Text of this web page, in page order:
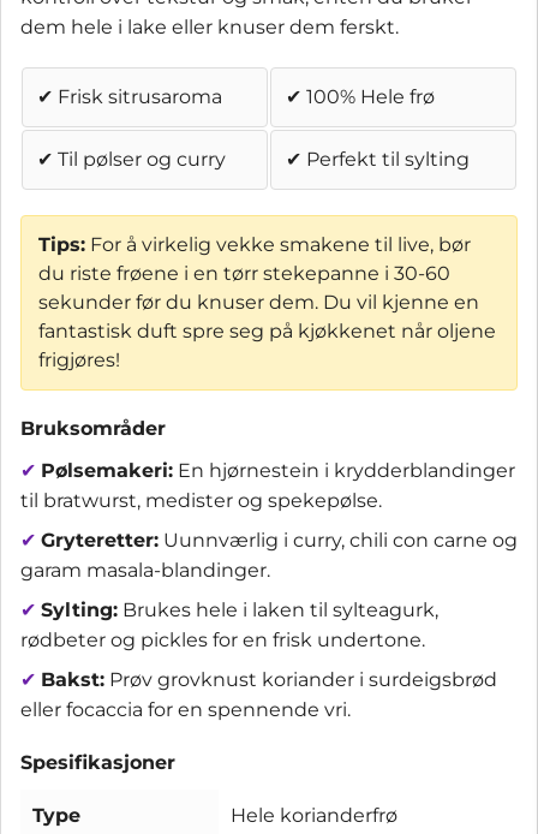
dem hele i lake eller knuser dem ferskt.
✔ Frisk sitrusaroma ✔ 100% Hele frø
✔ Til pølser og curry ✔ Perfekt til sylting
Tips: For å virkelig vekke smakene til live, bør
du riste frøene i en tørr stekepanne i 30-60
sekunder før du knuser dem. Du vil kjenne en
fantastisk duft spre seg på kjøkkenet når oljene
frigjøres!
Bruksområder
✔ Pølsemakeri: En hjørnestein i krydderblandinger
til bratwurst, medister og spekepølse.
✔ Gryteretter: Uunnværlig i curry, chili con carne og
garam masala-blandinger.
✔ Sylting: Brukes hele i laken til sylteagurk,
rødbeter og pickles for en frisk undertone.
✔ Bakst: Prøv grovknust koriander i surdeigsbrød
eller focaccia for en spennende vri.
Spesifikasjoner
Type Hele korianderfrø